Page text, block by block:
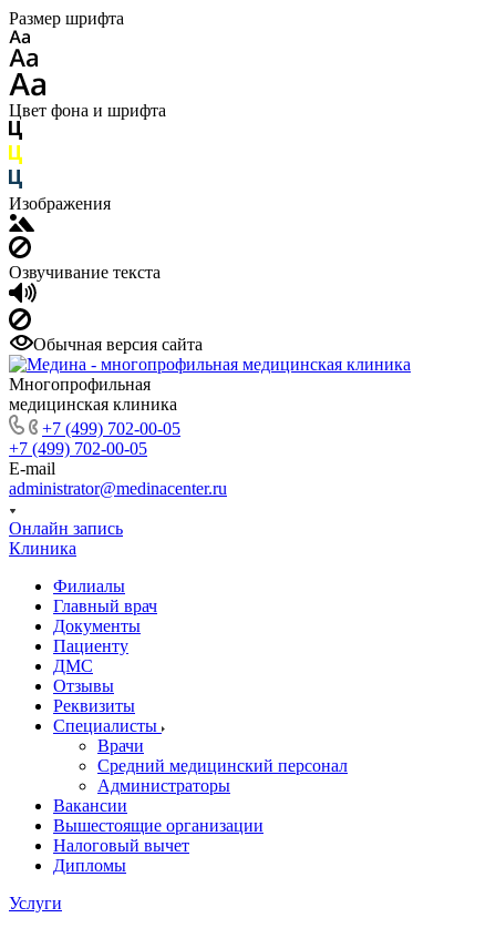
Размер шрифта
Цвет фона и шрифта
Изображения
Озвучивание текста
Обычная версия сайта
Многопрофильная
медицинская клиника
+7 (499) 702-00-05
+7 (499) 702-00-05
E-mail
administrator@medinacenter.ru
Онлайн запись
Клиника
Филиалы
Главный врач
Документы
Пациенту
ДМС
Отзывы
Реквизиты
Специалисты
Врачи
Средний медицинский персонал
Администраторы
Вакансии
Вышестоящие организации
Налоговый вычет
Дипломы
Услуги